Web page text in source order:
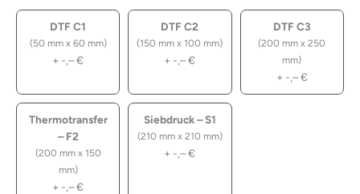
DTF C1
(50 mm x 60 mm)
+ -,–€
DTF C2
(150 mm x 100 mm)
+ -,–€
DTF C3
(200 mm x 250
mm)
+ -,–€
Thermotransfer
– F2
(200 mm x 150
mm)
+ -,–€
Siebdruck – S1
(210 mm x 210 mm)
+ -,–€